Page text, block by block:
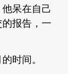
呆在自己
报告，一
时间。